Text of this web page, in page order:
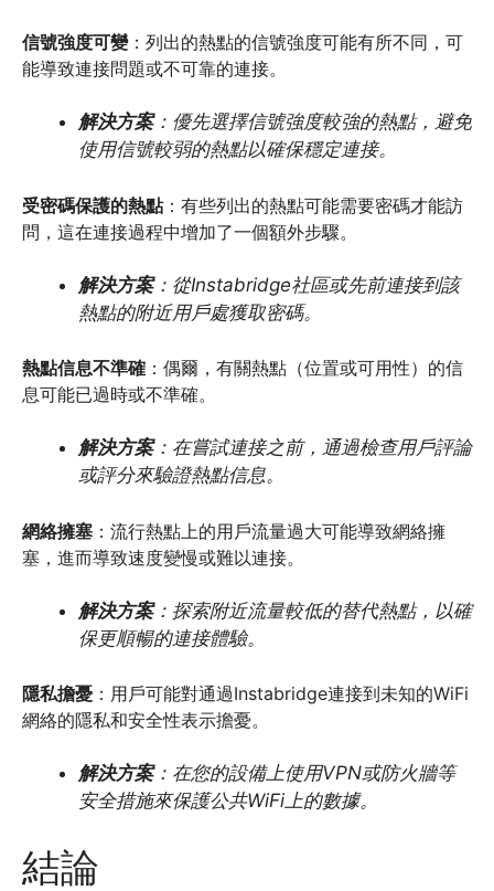
信號強度可變：列出的熱點的信號強度可能有所不同，可
能導致連接問題或不可靠的連接。
解決方案：優先選擇信號強度較強的熱點，避免
使用信號較弱的熱點以確保穩定連接。
受密碼保護的熱點：有些列出的熱點可能需要密碼才能訪
問，這在連接過程中增加了一個額外步驟。
解決方案：從Instabridge社區或先前連接到該
熱點的附近用戶處獲取密碼。
熱點信息不準確 ：偶爾，有關熱點（位置或可用性）的信
息可能已過時或不準確。
解決方案：在嘗試連接之前，通過檢查用戶評論
或評分來驗證熱點信息。
網絡擁塞 ：流行熱點上的用戶流量過大可能導致網絡擁
塞，進而導致速度變慢或難以連接。
解決方案：探索附近流量較低的替代熱點，以確
保更順暢的連接體驗。
隱私擔憂 ：用戶可能對通過Instabridge連接到未知的WiFi
網絡的隱私和安全性表示擔憂。
解決方案：在您的設備上使用VPN或防火牆等
安全措施來保護公共WiFi上的數據。
結論